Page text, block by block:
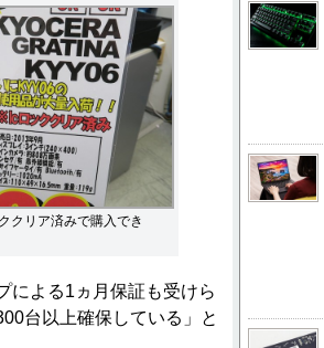
クリア済みで購入でき
による1ヵ月保証も受けら
台以上確保している」と